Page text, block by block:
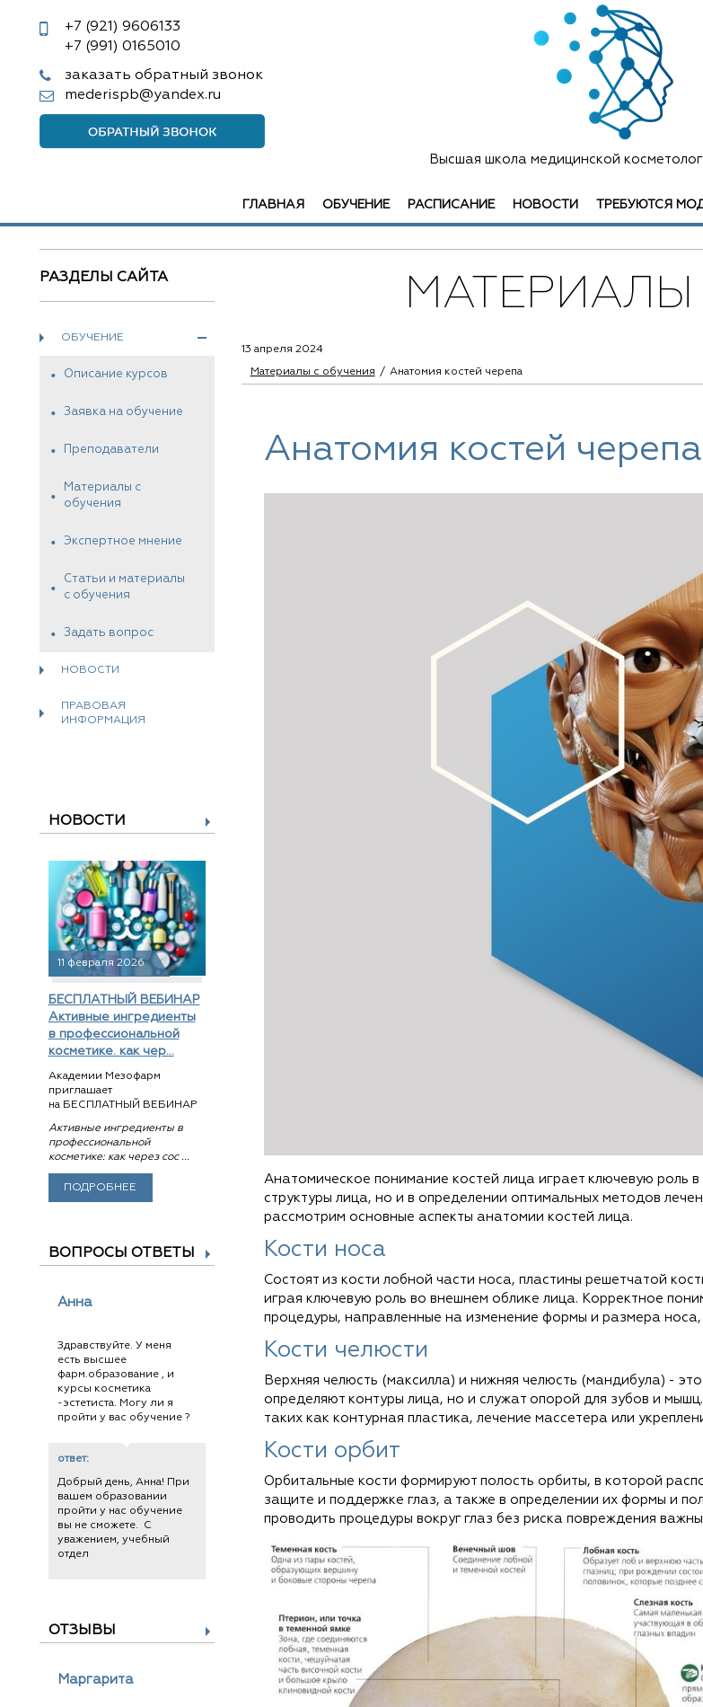
+7 (921) 9606133
+7 (991) 0165010
заказать обратный звонок
mederispb@yandex.ru
Высшая школа медицинской
ГЛАВНАЯ ОБУЧЕНИЕ РАСПИСАНИЕ НОВОСТИ ТРЕБУЮТСЯ
РАЗДЕЛЫ САЙТА
ОБУЧЕНИЕ
Описание курсов
Заявка на обучение
Преподаватели
Материалы с
обучения
Экспертное мнение
Статьи и материалы
с обучения
Задать вопрос
НОВОСТИ
ПРАВОВАЯ
ИНФОРМАЦИЯ
НОВОСТИ
11 февраля 2026
БЕСПЛАТНЫЙ ВЕБИНАР
Активные ингредиенты
в профессиональной
косметике. как чер...
Академии Мезофарм
приглашает
на БЕСПЛАТНЫЙ ВЕБИНАР
Активные ингредиенты в
профессиональной
косметике: как через сос ...
ПОДРОБНЕЕ
ВОПРОСЫ ОТВЕТЫ
Анна
Здравствуйте. У меня
есть высшее
фарм.образование , и
курсы косметика
-эстетиста. Могу ли я
пройти у вас обучение ?
ответ:
Добрый день, Анна! При
вашем образовании
пройти у нас обучение
вы не сможете. С
уважением, учебный
отдел
ОТЗЫВЫ
Маргарита
13 апреля 2024
Материалы с обучения Анатомия костей черепа
Анатомия костей черепа
Анатомическое понимание костей лица играет ключевую роль
структуры лица, но и в определении оптимальных методов
рассмотрим основные аспекты анатомии костей лица.
Кости носа
Состоят из кости лобной части носа, пластины решетчатой
играя ключевую роль во внешнем облике лица. Корректное
процедуры, направленные на изменение формы и размера
Кости челюсти
Верхняя челюсть (максилла) и нижняя челюсть (мандибула) -
определяют контуры лица, но и служат опорой для зубов и
таких как контурная пластика, лечение массетера или
Кости орбит
Орбитальные кости формируют полость орбиты, в которой
защите и поддержке глаз, а также в определении их формы и
проводить процедуры вокруг глаз без риска повреждения